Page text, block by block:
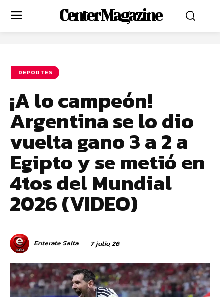
Center Magazine
DEPORTES
¡A lo campeón!
Argentina se lo dio
vuelta gano 3 a 2 a
Egipto y se metió en
4tos del Mundial
2026 (VIDEO)
Enterate Salta 7 julio, 26